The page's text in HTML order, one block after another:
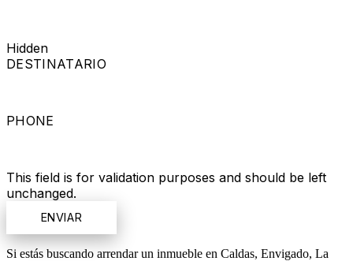
Hidden
DESTINATARIO
PHONE
This field is for validation purposes and should be left
unchanged.
Si estás buscando arrendar un inmueble en Caldas, Envigado, La